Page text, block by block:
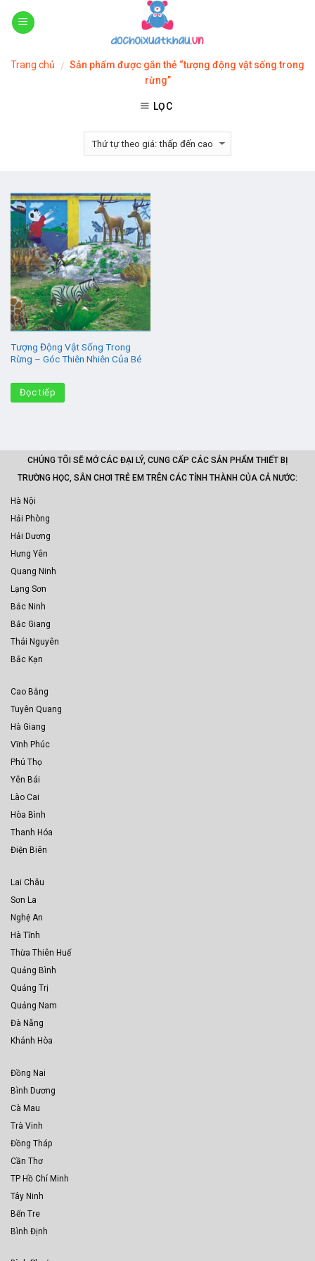
Skip
Trang chủ / Sản phẩm được gắn thẻ “tượng động vật sống trong
rừng”
LỌC
Tượng Động Vật Sống Trong
Rừng – Góc Thiên Nhiên Của Bé
Đọc tiếp
CHÚNG TÔI SẼ MỞ CÁC ĐẠI LÝ, CUNG CẤP CÁC SẢN PHẨM THIẾT BỊ
TRƯỜNG HỌC, SÂN CHƠI TRẺ EM TRÊN CÁC TỈNH THÀNH CỦA CẢ NƯỚC:
Hà Nội
Hải Phòng
Hải Dương
Hưng Yên
Quang Ninh
Lạng Sơn
Bắc Ninh
Bắc Giang
Thái Nguyên
Bắc Kạn
Cao Bằng
Tuyên Quang
Hà Giang
Vĩnh Phúc
Phú Thọ
Yên Bái
Lào Cai
Hòa Bình
Thanh Hóa
Điện Biên
Lai Châu
Sơn La
Nghệ An
Hà Tĩnh
Thừa Thiên Huế
Quảng Bình
Quảng Trị
Quảng Nam
Đà Nẵng
Khánh Hòa
Đồng Nai
Bình Dương
Cà Mau
Trà Vinh
Đồng Tháp
Cần Thơ
TP Hồ Chí Minh
Tây Ninh
Bến Tre
Bình Định